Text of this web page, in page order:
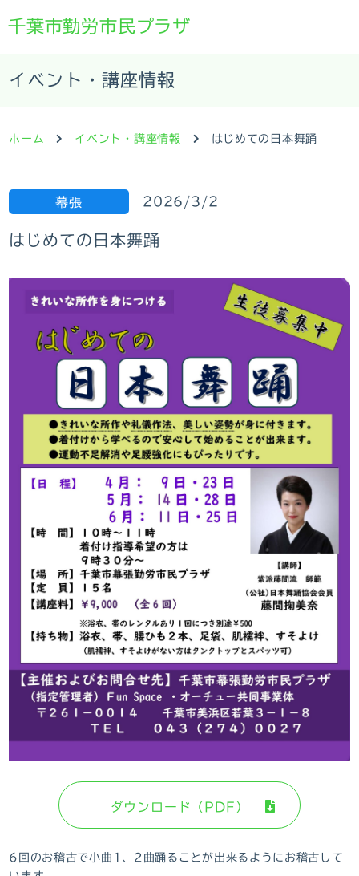
千葉市勤労市民プラザ
イベント・講座情報
ホーム イベント・講座情報 はじめての日本舞踊
幕張 2026/3/2
はじめての日本舞踊
ダウンロード（PDF）
6回のお稽古で小曲1、2曲踊ることが出来るようにお稽古して